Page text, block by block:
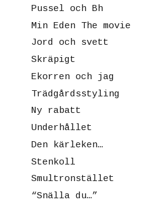
Pussel och Bh
Min Eden The movie
Jord och svett
Skräpigt
Ekorren och jag
Trädgårdsstyling
Ny rabatt
Underhållet
Den kärleken…
Stenkoll
Smultronstället
“Snälla du…”